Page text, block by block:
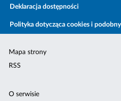
Deklaracja dostępności
Polityka dotycząca cookies i
Mapa strony
RSS
O serwisie